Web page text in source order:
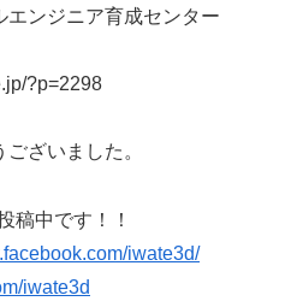
ンジニア育成センター
?p=2298
ざいました。
稿中です！！
iwate3d/
iwate3d